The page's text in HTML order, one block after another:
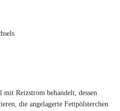
Reizstrom behandelt, dessen
die angelagerte Fettpölsterchen